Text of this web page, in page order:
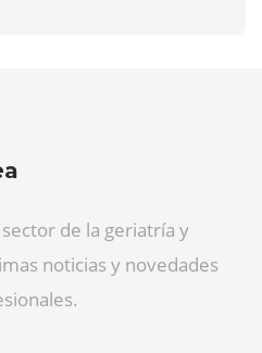
de la geriatría y
noticias y novedades